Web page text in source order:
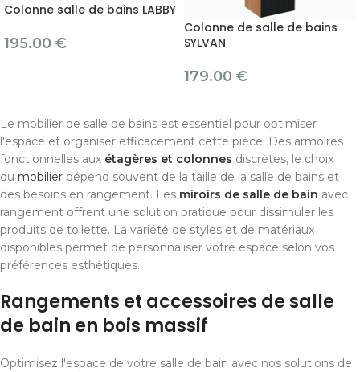
Colonne salle de bains LABBY
195.00 €
Colonne de salle de bains
SYLVAN
179.00 €
Le mobilier de salle de bains est essentiel pour optimiser
l'espace et organiser efficacement cette pièce. Des armoires
fonctionnelles aux étagères et colonnes discrètes, le choix
du mobilier dépend souvent de la taille de la salle de bains et
des besoins en rangement. Les miroirs de salle de bain avec
rangement offrent une solution pratique pour dissimuler les
produits de toilette. La variété de styles et de matériaux
disponibles permet de personnaliser votre espace selon vos
préférences esthétiques.
Rangements et accessoires de salle
de bain en bois massif
Optimisez l'espace de votre salle de bain avec nos solutions de